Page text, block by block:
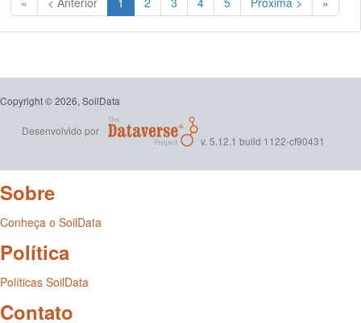
Copyright © 2026, SoilData
Desenvolvido por
v. 5.12.1 build 1122-cf90431
Sobre
Conheça o SoilData
Política
Políticas SoilData
Contato